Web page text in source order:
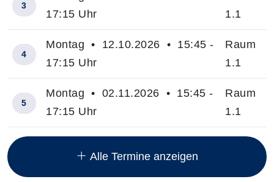
Insgesamt gibt es 8 Termine zum diesen Kurs
3
17:15 Uhr
1.1
4
Montag • 12.10.2026 • 15:45 -
17:15 Uhr
Raum
1.1
5
Montag • 02.11.2026 • 15:45 -
17:15 Uhr
Raum
1.1
Alle Termine anzeigen